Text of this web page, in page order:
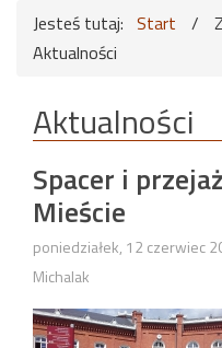
Jesteś tutaj: Start /
Aktualności
Aktualności
Spacer i
Mieście
poniedziałek, 12 czerwiec
Michalak